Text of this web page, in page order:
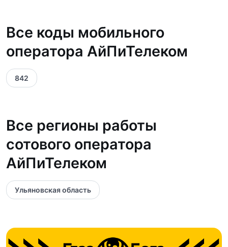
Все коды мобильного
оператора АйПиТелеком
842
Все регионы работы
сотового оператора
АйПиТелеком
Ульяновская область